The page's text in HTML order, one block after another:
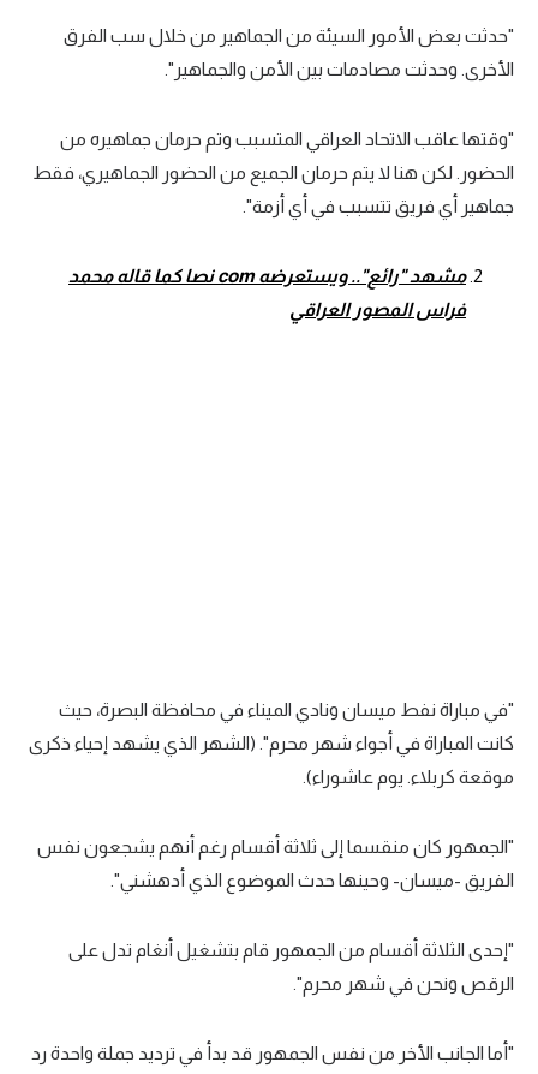
"حدثت بعض الأمور السيئة من الجماهير من خلال سب الفرق
الأخرى. وحدثت مصادمات بين الأمن والجماهير".
"وقتها عاقب الاتحاد العراقي المتسبب وتم حرمان جماهيره من
الحضور. لكن هنا لا يتم حرمان الجميع من الحضور الجماهيري، فقط
جماهير أي فريق تتسبب في أي أزمة".
مشهد "رائع".. ويستعرضهcomنصا كما قاله محمد
فراس المصور العراقي
"في مباراة نفط ميسان ونادي الميناء في محافظة البصرة، حيث
كانت المباراة في أجواء شهر محرم". (الشهر الذي يشهد إحياء ذكرى
موقعة كربلاء. يوم عاشوراء).
"الجمهور كان منقسما إلى ثلاثة أقسام رغم أنهم يشجعون نفس
الفريق -ميسان- وحينها حدث الموضوع الذي أدهشني".
"إحدى الثلاثة أقسام من الجمهور قام بتشغيل أنغام تدل على
الرقص ونحن في شهر محرم".
"أما الجانب الأخر من نفس الجمهور قد بدأ في ترديد جملة واحدة رد